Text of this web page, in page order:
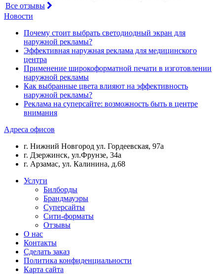
Все отзывы
Новости
Почему стоит выбрать светодиодный экран для
наружной рекламы?
Эффективная наружная реклама для медицинского
центра
Применение широкоформатной печати в изготовлении
наружной рекламы
Как выбранные цвета влияют на эффективность
наружной рекламы?
Реклама на суперсайте: возможность быть в центре
внимания
Адреса офисов
г. Нижний Новгород ул. Гордеевская, 97а
г. Дзержинск, ул.Фрунзе, 34а
г. Арзамас, ул. Калинина, д.68
Услуги
Билборды
Брандмауэры
Суперсайты
Сити-форматы
Отзывы
О нас
Контакты
Сделать заказ
Политика конфиденциальности
Карта сайта